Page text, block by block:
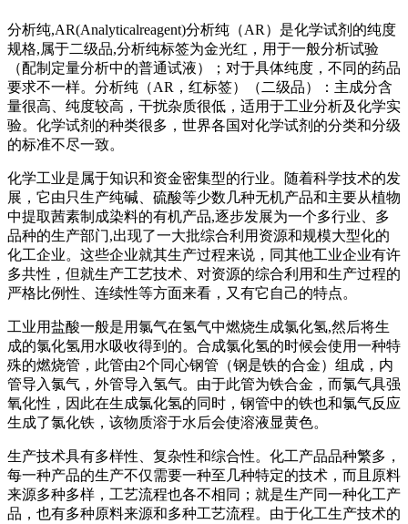
分析纯,AR(Analyticalreagent)分析纯（AR）是化学试剂的纯度
规格,属于二级品,分析纯标签为金光红，用于一般分析试验
（配制定量分析中的普通试液）；对于具体纯度，不同的药品
要求不一样。分析纯（AR，红标签）（二级品）：主成分含
量很高、纯度较高，干扰杂质很低，适用于工业分析及化学实
验。化学试剂的种类很多，世界各国对化学试剂的分类和分级
的标准不尽一致。
化学工业是属于知识和资金密集型的行业。随着科学技术的发
展，它由只生产纯碱、硫酸等少数几种无机产品和主要从植物
中提取茜素制成染料的有机产品,逐步发展为一个多行业、多
品种的生产部门,出现了一大批综合利用资源和规模大型化的
化工企业。这些企业就其生产过程来说，同其他工业企业有许
多共性，但就生产工艺技术、对资源的综合利用和生产过程的
严格比例性、连续性等方面来看，又有它自己的特点。
工业用盐酸一般是用氯气在氢气中燃烧生成氯化氢,然后将生
成的氯化氢用水吸收得到的。合成氯化氢的时候会使用一种特
殊的燃烧管，此管由2个同心钢管（钢是铁的合金）组成，内
管导入氯气，外管导入氢气。由于此管为铁合金，而氯气具强
氧化性，因此在生成氯化氢的同时，钢管中的铁也和氯气反应
生成了氯化铁，该物质溶于水后会使溶液显黄色。
生产技术具有多样性、复杂性和综合性。化工产品品种繁多，
每一种产品的生产不仅需要一种至几种特定的技术，而且原料
来源多种多样，工艺流程也各不相同；就是生产同一种化工产
品，也有多种原料来源和多种工艺流程。由于化工生产技术的